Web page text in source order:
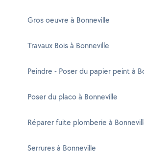
Gros oeuvre à Bonneville
Travaux Bois à Bonneville
Peindre - Poser du papier peint à
Poser du placo à Bonneville
Réparer fuite plomberie à
Serrures à Bonneville